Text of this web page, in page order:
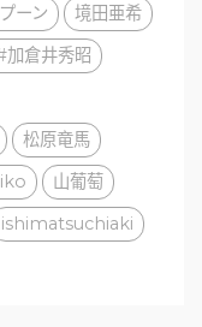
ーン
境田亜希
加倉井秀昭
松原竜馬
山葡萄
ishimatsuchiaki